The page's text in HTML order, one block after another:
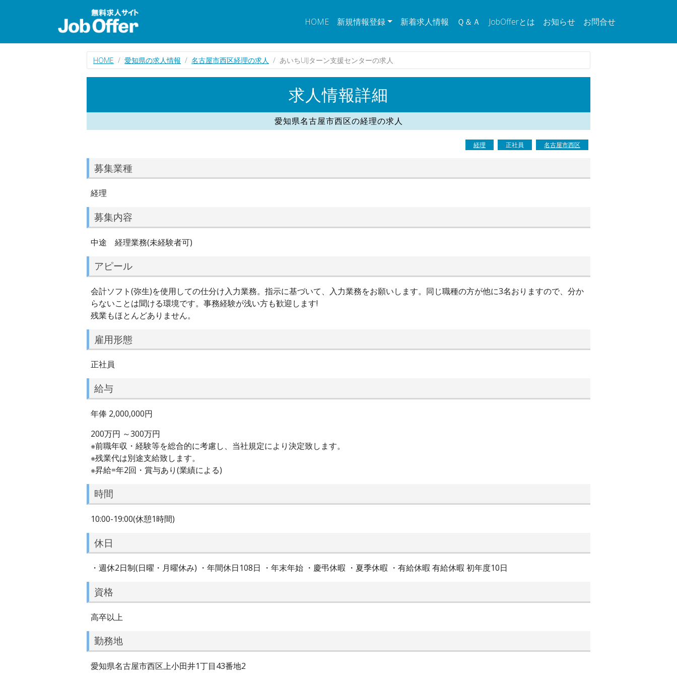
HOME 新規情報登録 新着求人情報 Ｑ＆Ａ JobOfferとは お知らせ お問合せ
HOME 愛知県の求人情報 名古屋市西区経理の求人 あいちUIJターン支援センターの求人
求人情報詳細
愛知県名古屋市西区の経理の求人
経理 正社員 名古屋市西区
募集業種
経理
募集内容
中途 経理業務(未経験者可)
アピール
会計ソフト(弥生)を使用しての仕分け入力業務。指示に基づいて、入力業務をお願いします。同じ職種の方が他に3名おりますので、分か
らないことは聞ける環境です。事務経験が浅い方も歓迎します!
残業もほとんどありません。
雇用形態
正社員
給与
年俸 2,000,000円
200万円 ～300万円
※前職年収・経験等を総合的に考慮し、当社規定により決定致します。
※残業代は別途支給致します。
※昇給=年2回・賞与あり(業績による)
時間
10:00-19:00(休憩1時間)
休日
・週休2日制(日曜・月曜休み) ・年間休日108日 ・年末年始 ・慶弔休暇 ・夏季休暇 ・有給休暇 有給休暇 初年度10日
資格
高卒以上
勤務地
愛知県名古屋市西区上小田井1丁目43番地2